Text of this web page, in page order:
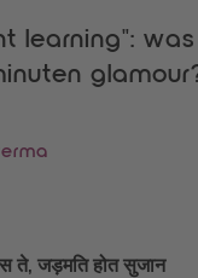
learning":
ते, जड़मति होत सुजान